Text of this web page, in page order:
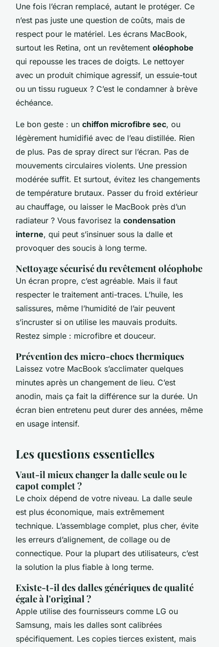
Une fois l’écran remplacé, autant le protéger. Ce
n’est pas juste une question de coûts, mais de
respect pour le matériel. Les écrans MacBook,
surtout les Retina, ont un revêtement oléophobe
qui repousse les traces de doigts. Le nettoyer
avec un produit chimique agressif, un essuie-tout
ou un tissu rugueux ? C’est le condamner à brève
échéance.
Le bon geste : un chiffon microfibre sec, ou
légèrement humidifié avec de l’eau distillée. Rien
de plus. Pas de spray direct sur l’écran. Pas de
mouvements circulaires violents. Une pression
modérée suffit. Et surtout, évitez les changements
de température brutaux. Passer du froid extérieur
au chauffage, ou laisser le MacBook près d’un
radiateur ? Vous favorisez la condensation
interne, qui peut s’insinuer sous la dalle et
provoquer des soucis à long terme.
Nettoyage sécurisé du revêtement oléophobe
Un écran propre, c’est agréable. Mais il faut
respecter le traitement anti-traces. L’huile, les
salissures, même l’humidité de l’air peuvent
s’incruster si on utilise les mauvais produits.
Restez simple : microfibre et douceur.
Prévention des micro-chocs thermiques
Laissez votre MacBook s’acclimater quelques
minutes après un changement de lieu. C’est
anodin, mais ça fait la différence sur la durée. Un
écran bien entretenu peut durer des années, même
en usage intensif.
Les questions essentielles
Vaut-il mieux changer la dalle seule ou le
capot complet ?
Le choix dépend de votre niveau. La dalle seule
est plus économique, mais extrêmement
technique. L’assemblage complet, plus cher, évite
les erreurs d’alignement, de collage ou de
connectique. Pour la plupart des utilisateurs, c’est
la solution la plus fiable à long terme.
Existe-t-il des dalles génériques de qualité
égale à l'original ?
Apple utilise des fournisseurs comme LG ou
Samsung, mais les dalles sont calibrées
spécifiquement. Les copies tierces existent, mais